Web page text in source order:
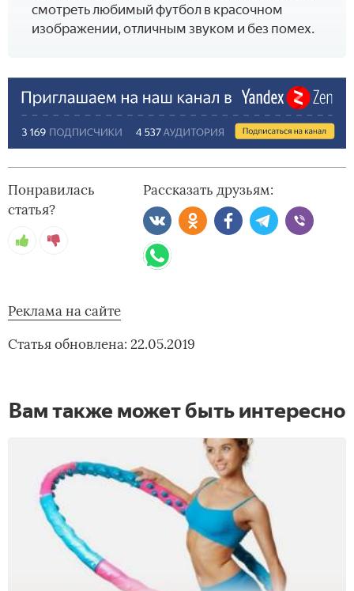
смотреть любимый футбол в красочном
изображении, отличным звуком и без помех.
Понравилась
статья?
Рассказать друзьям:
Реклама на сайте
Статья обновлена: 22.05.2019
Вам также может быть интересно